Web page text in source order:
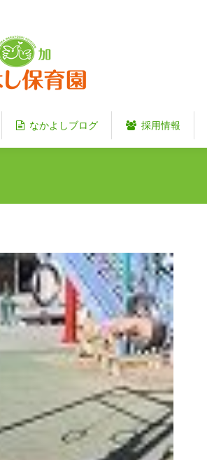
なかよしブログ 採用情報